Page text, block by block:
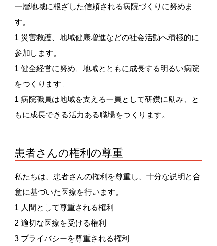
一層地域に根ざした信頼される病院づくりに努めま
す。
1 災害救護、地域健康増進などの社会活動へ積極的に
参加します。
1 健全経営に努め、地域とともに成長する明るい病院
をつくります。
1 病院職員は地域を支える一員として研鑽に励み、と
もに成長できる活力ある職場をつくります。
患者さんの権利の尊重
私たちは、患者さんの権利を尊重し、十分な説明と合
意に基づいた医療を行います。
1 人間として尊重される権利
2 適切な医療を受ける権利
3 プライバシーを尊重される権利